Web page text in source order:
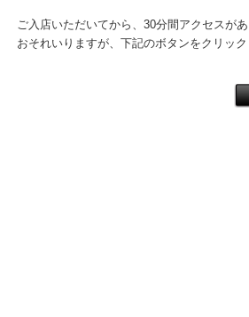
ご入店いただいてから、30分間アクセスが
おそれいりますが、下記のボタンをクリッ